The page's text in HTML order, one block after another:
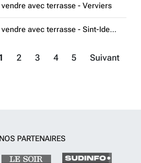
avec terrasse - Verviers
Appartement à vendre avec terrasse - Sint-Idesbald
2 3 4 5 Suivant
NOS PARTENAIRES